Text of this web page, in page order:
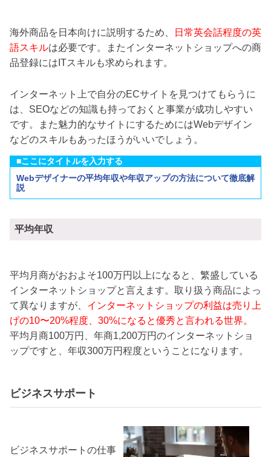
海外商品を日本向けに説明するため、
日常英会話程度の英
語スキルは必要です。またインターネットショップへの商
品登録にはITスキルも求められます。
インターネット上で自分のECサイトを見つけてもらうに
は、SEOなどの知識も持っておくと事業が成功しやすい
です。また魅力的なサイトにするためにはWebデザイン
などのスキルもあったほうがいいでしょう。
■ここにタイトルを入力する
Webデザイナーの平均年収や年収アップの方法について徹底解
説
平均年収
平均月商がおおよそ100万円以上になると、繁盛している
インターネットショップと言えます。取り扱う商品によっ
て異なりますが、 インターネットショップの利益は売り上
げの10〜20%程度、30%になると優秀と言われる世界。
平均月商100万円、年商1,200万円のインターネットショ
ップですと、年収300万円程度ということになります。
ビジネスサポート
ビジネスサポートの仕事